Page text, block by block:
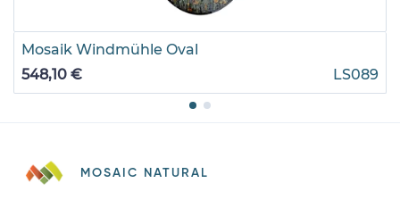
Mosaik Windmühle Oval
548,10 €
LS089
MOSAIC NATURAL